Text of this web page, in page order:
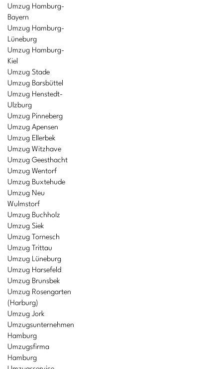
Umzug Hamburg-
Bayern
Umzug Hamburg-
Lüneburg
Umzug Hamburg-
Kiel
Umzug Stade
Umzug Barsbüttel
Umzug Henstedt-
Ulzburg
Umzug Pinneberg
Umzug Apensen
Umzug Ellerbek
Umzug Witzhave
Umzug Geesthacht
Umzug Wentorf
Umzug Buxtehude
Umzug Neu
Wulmstorf
Umzug Buchholz
Umzug Siek
Umzug Tornesch
Umzug Trittau
Umzug Lüneburg
Umzug Harsefeld
Umzug Brunsbek
Umzug Rosengarten
(Harburg)
Umzug Jork
Umzugsunternehmen
Hamburg
Umzugsfirma
Hamburg